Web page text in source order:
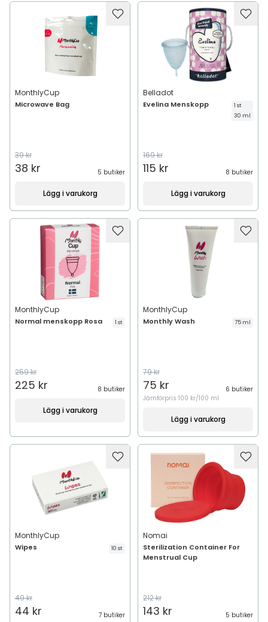
MonthlyCup
Microwave Bag
39 kr
38 kr 5 butiker
Lägg i varukorg
Belladot
Evelina Menskopp
1 st
30 ml
169 kr
115 kr 8 butiker
Lägg i varukorg
MonthlyCup
Normal menskopp Rosa 1 st
259 kr
225 kr 8 butiker
Lägg i varukorg
MonthlyCup
Monthly Wash 75 ml
79 kr
75 kr
6 butiker
Jämförpris 100 kr/100 ml
Lägg i varukorg
MonthlyCup
Wipes 10 st
49 kr
44 kr 7 butiker
Nomai
Sterilization Container For
Menstrual Cup
212 kr
143 kr 5 butiker